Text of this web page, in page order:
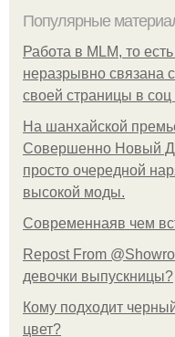
Популярные
Работа в MLM, то
неразрывно связана
своей страницы в соц
На шанхайской
Совершенно Новый
просто очередной
высокой моды.
Современнаяв чем
Repost From
девочки выпускницы?
Кому подходит
цвет?